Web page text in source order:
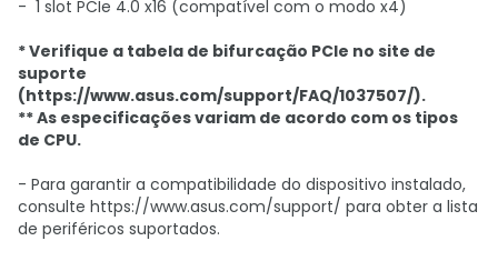
- 1 slot PCIe 4.0 x16 (compatível com o modo x4)
* Verifique a tabela de bifurcação PCIe no site de
suporte
(https://www.asus.com/support/FAQ/1037507/).
** As especificações variam de acordo com os tipos
de CPU.
- Para garantir a compatibilidade do dispositivo instalado,
consulte https://www.asus.com/support/ para obter a lista
de periféricos suportados.